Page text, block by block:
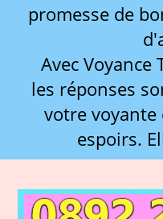
promesse de
Avec Voyance
les réponses
votre voyante
espoirs.